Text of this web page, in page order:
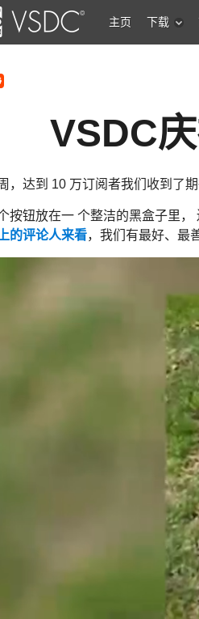
主页 下载
VSDC
周，达到 10 万订阅者我们收到了
按钮放在一 个整洁的黑盒子里，
的评论人来看，我们有最好、最